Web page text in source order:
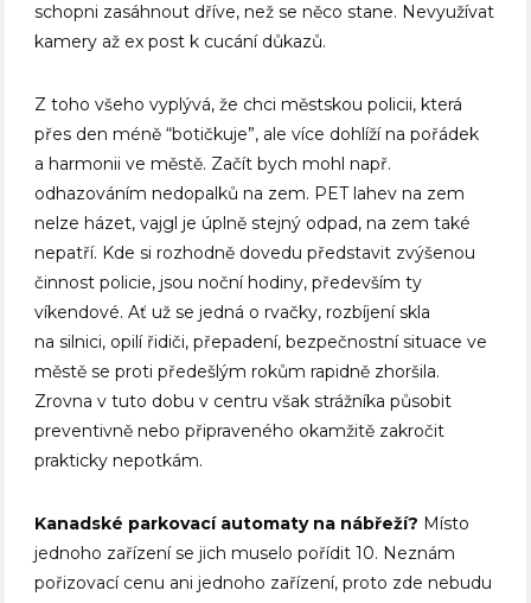
schopni zasáhnout dříve, než se něco stane. Nevyužívat
kamery až ex post k cucání důkazů.
Z toho všeho vyplývá, že chci městskou policii, která
přes den méně “botičkuje”, ale více dohlíží na pořádek
a harmonii ve městě. Začít bych mohl např.
odhazováním nedopalků na zem. PET lahev na zem
nelze házet, vajgl je úplně stejný odpad, na zem také
nepatří. Kde si rozhodně dovedu představit zvýšenou
činnost policie, jsou noční hodiny, především ty
víkendové. Ať už se jedná o rvačky, rozbíjení skla
na silnici, opilí řidiči, přepadení, bezpečnostní situace ve
městě se proti předešlým rokům rapidně zhoršila.
Zrovna v tuto dobu v centru však strážníka působit
preventivně nebo připraveného okamžitě zakročit
prakticky nepotkám.
Kanadské parkovací automaty na nábřeží? Místo
jednoho zařízení se jich muselo pořídit 10. Neznám
pořizovací cenu ani jednoho zařízení, proto zde nebudu